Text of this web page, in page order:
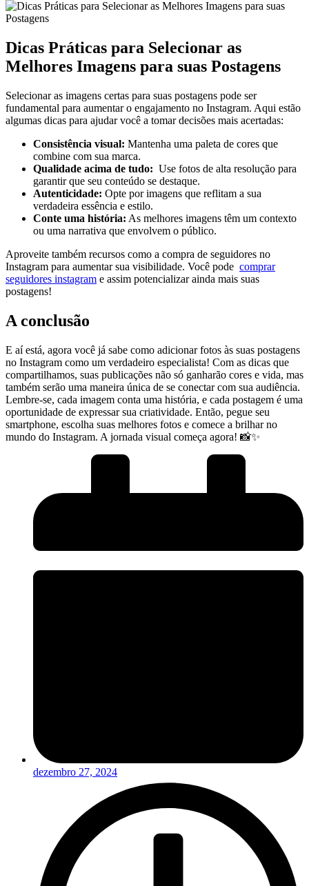
Dicas Práticas para Selecionar as
Melhores ‌Imagens para suas Postagens
Selecionar ⁣as ⁣imagens certas para suas postagens pode‍ ser
fundamental para aumentar o engajamento no Instagram. Aqui ​estão
algumas dicas para ajudar você ⁤a ⁤tomar decisões⁣ mais acertadas:
Consistência visual: ‌Mantenha​ uma paleta‌ de cores que
‌combine com​ sua marca.
Qualidade acima de tudo: ⁤ Use‍ fotos de alta‌ resolução para
garantir que ⁣seu conteúdo se destaque.
Autenticidade: Opte por imagens que reflitam a sua
verdadeira essência e estilo.
Conte uma história: As‍ melhores imagens têm ⁤um⁣ contexto
ou uma narrativa⁤ que ‍envolvem o público.
Aproveite também recursos como a ⁤compra ⁢de seguidores no
Instagram para aumentar sua visibilidade. Você ⁤pode ‌ comprar
seguidores instagram e⁤ assim potencializar ainda mais‌ suas
postagens!
A ​conclusão
E aí está, agora‌ você já sabe‌ como adicionar fotos​ às‌ suas postagens
no Instagram como um verdadeiro ​especialista! Com as dicas que
compartilhamos, suas publicações⁢ não só ganharão cores ‍e vida,​ mas⁣
também serão​ uma maneira única de se conectar com⁤ sua audiência.
Lembre-se, cada imagem ‌conta uma história, e cada ⁤postagem é ⁣uma
oportunidade de expressar sua criatividade. Então, pegue seu
⁤smartphone, escolha suas melhores fotos e⁤ comece a brilhar no
mundo⁢ do Instagram. A ⁤jornada visual⁣ começa agora!⁤ 📸✨
dezembro 27, 2024